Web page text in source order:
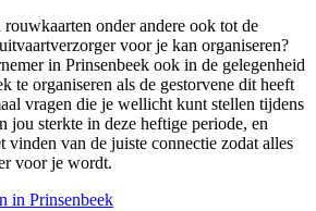
onder andere ook tot de
voor je kan organiseren?
in Prinsenbeek ook in de gelegenheid
te organiseren als de gestorvene dit heeft
vragen die je wellicht kunt stellen tijdens
jou sterkte in deze heftige periode, en
vinden van de juiste connectie zodat alles
voor je wordt.
in Prinsenbeek